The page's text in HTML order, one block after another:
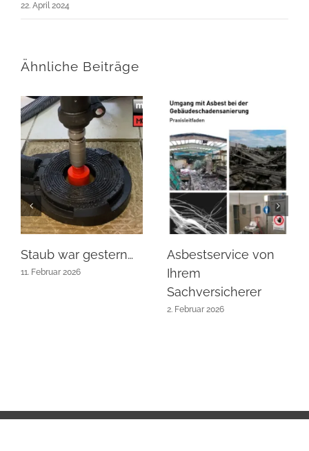
22. April 2024
Ähnliche Beiträge
Staub war gestern…
11. Februar 2026
Asbestservice von
Ihrem
Sachversicherer
2. Februar 2026